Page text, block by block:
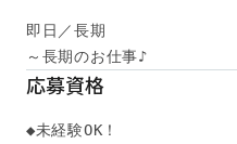
即日／長期
～長期のお仕事♪
応募資格
◆未経験OK！